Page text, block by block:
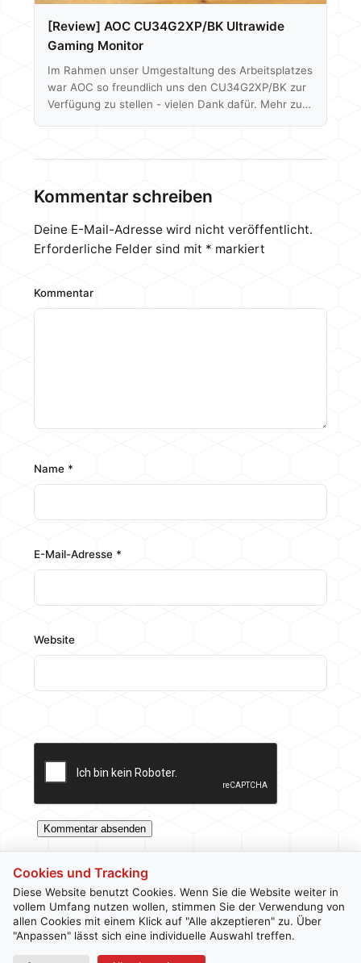
[Review] AOC CU34G2XP/BK Ultrawide
Gaming Monitor
Im Rahmen unser Umgestaltung des Arbeitsplatzes
war AOC so freundlich uns den CU34G2XP/BK zur
Verfügung zu stellen - vielen Dank dafür. Mehr zum
stehen auf dem Datenblatt. Im Preisvergleich ist
der VA Monitor für deutlich unter 300€ gelistet,
was AOC dafür auf den Tisch bringt,…
Kommentar schreiben
Deine E-Mail-Adresse wird nicht veröffentlicht.
Erforderliche Felder sind mit * markiert
Kommentar
Name *
E-Mail-Adresse *
Website
KontaktNewsletterImpressumDatenschutz
Cookies und Tracking
Diese Website benutzt Cookies. Wenn Sie die Website weiter in
vollem Umfang nutzen wollen, stimmen Sie der Verwendung von
allen Cookies mit einem Klick auf "Alle akzeptieren" zu. Über
"Anpassen" lässt sich eine individuelle Auswahl treffen.